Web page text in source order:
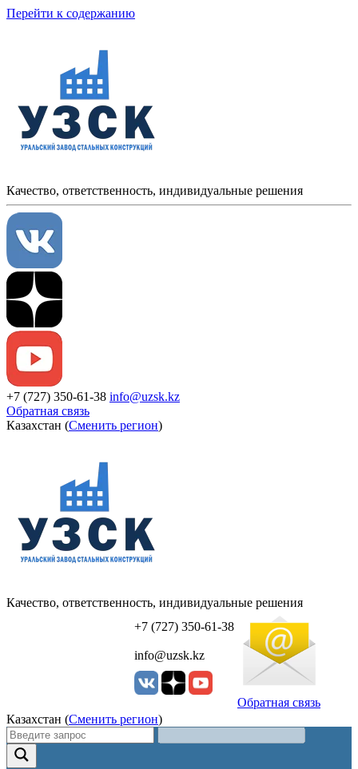
Перейти к содержанию
Качество, ответственность, индивидуальные решения
+7 (727) 350-61-38 info@uzsk.kz
Обратная связь
Казахстан (Сменить регион)
УЗСК Казахстан
Качество, ответственность, индивидуальные решения
+7 (727) 350-61-38
info@uzsk.kz
Обратная связь
Казахстан (Сменить регион)